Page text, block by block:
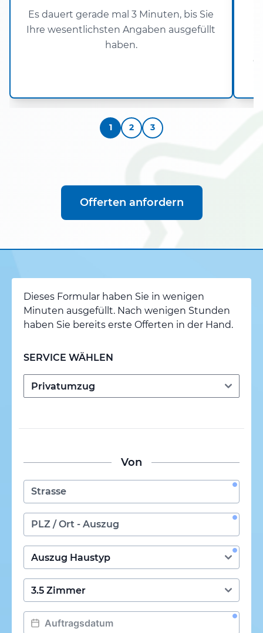
Es dauert gerade mal 3 Minuten, bis Sie
Ihre wesentlichsten Angaben ausgefüllt
haben.
1 2 3
Offerten anfordern
Dieses Formular haben Sie in wenigen
Minuten ausgefüllt. Nach wenigen Stunden
haben Sie bereits erste Offerten in der Hand.
SERVICE WÄHLEN
Von